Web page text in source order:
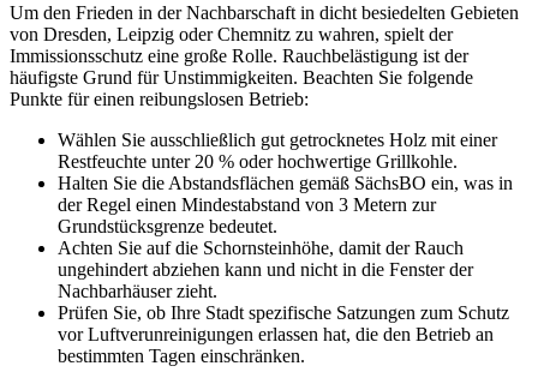
Um den Frieden in der Nachbarschaft in dicht besiedelten Gebieten
von Dresden, Leipzig oder Chemnitz zu wahren, spielt der
Immissionsschutz eine große Rolle. Rauchbelästigung ist der
häufigste Grund für Unstimmigkeiten. Beachten Sie folgende
Punkte für einen reibungslosen Betrieb:
Wählen Sie ausschließlich gut getrocknetes Holz mit einer
Restfeuchte unter 20 % oder hochwertige Grillkohle.
Halten Sie die Abstandsflächen gemäß SächsBO ein, was in
der Regel einen Mindestabstand von 3 Metern zur
Grundstücksgrenze bedeutet.
Achten Sie auf die Schornsteinhöhe, damit der Rauch
ungehindert abziehen kann und nicht in die Fenster der
Nachbarhäuser zieht.
Prüfen Sie, ob Ihre Stadt spezifische Satzungen zum Schutz
vor Luftverunreinigungen erlassen hat, die den Betrieb an
bestimmten Tagen einschränken.